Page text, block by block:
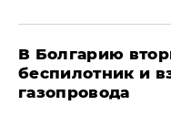
В Болгарию
беспилотник и
газопровода